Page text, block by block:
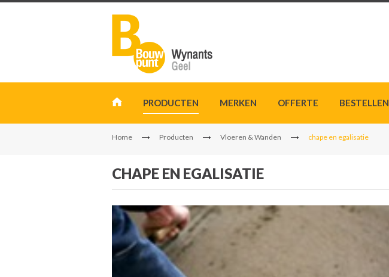
PRODUCTEN MERKEN OFFERTE BESTELLEN
Home Producten Vloeren & Wanden chape en egalisatie
CHAPE EN EGALISATIE